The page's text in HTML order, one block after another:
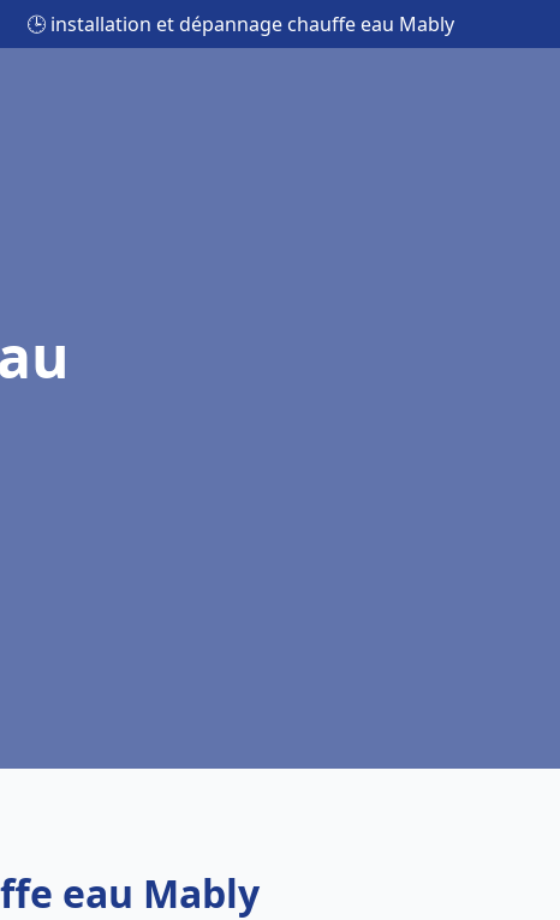
🕒 installation et dépannage chauffe eau Mably
eau Mably